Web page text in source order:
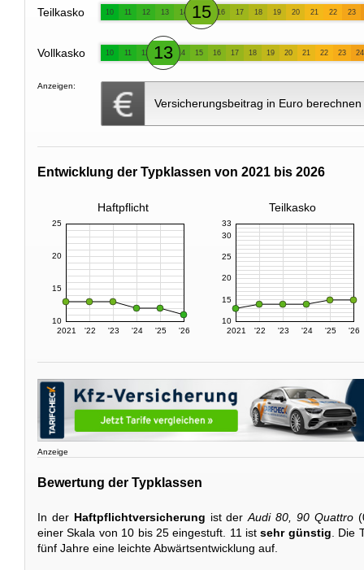
Teilkasko 10 11 12 13 14 15 16 17 18 19 20 21 22 23
Vollkasko 10 11 12 13 14 15 16 17 18 19 20 21 22 23 24
Anzeigen:
Versicherungsbeitrag in Euro berechnen
Entwicklung der Typklassen von 2021 bis 2026
Haftpflicht Teilkasko
2021 '22 '23 '24 '25 '26
10
15
20
25
2021 '22 '23 '24 '25 '26
10
15
20
25
30
33
Anzeige
Bewertung der Typklassen
In der Haftpflichtversicherung ist derAudi 80, 90 Quattro
einer Skala von 10 bis 25 eingestuft. 11 istsehr günstig . Die
fünf Jahre eine leichte Abwärtsentwicklung auf.